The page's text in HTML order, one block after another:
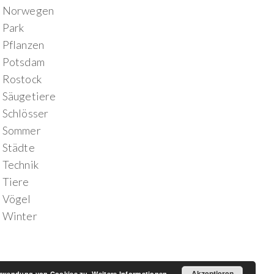
Norwegen
Park
Pflanzen
Potsdam
Rostock
Säugetiere
Schlösser
Sommer
Städte
Technik
Tiere
Vögel
Winter